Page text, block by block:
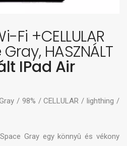
Fi +CELLULAR
HASZNÁLT
IPad Air
/ 98% / CELLULAR / lighthing /
Gray egy könnyû és vékony